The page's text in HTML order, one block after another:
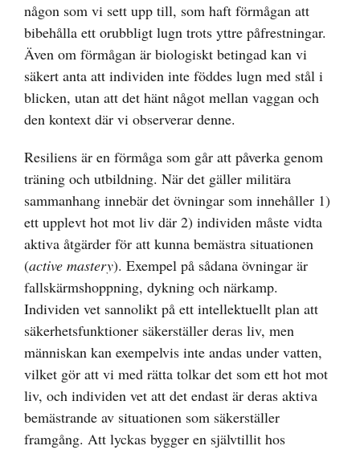
någon som vi sett upp till, som haft förmågan att
bibehålla ett orubbligt lugn trots yttre påfrestningar.
Även om förmågan är biologiskt betingad kan vi
säkert anta att individen inte föddes lugn med stål i
blicken, utan att det hänt något mellan vaggan och
den kontext där vi observerar denne.
Resiliens är en förmåga som går att påverka genom
träning och utbildning. När det gäller militära
sammanhang innebär det övningar som innehåller 1)
ett upplevt hot mot liv där 2) individen måste vidta
aktiva åtgärder för att kunna bemästra situationen
(active mastery). Exempel på sådana övningar är
fallskärmshoppning, dykning och närkamp.
Individen vet sannolikt på ett intellektuellt plan att
säkerhetsfunktioner säkerställer deras liv, men
människan kan exempelvis inte andas under vatten,
vilket gör att vi med rätta tolkar det som ett hot mot
liv, och individen vet att det endast är deras aktiva
bemästrande av situationen som säkerställer
framgång. Att lyckas bygger en självtillit hos